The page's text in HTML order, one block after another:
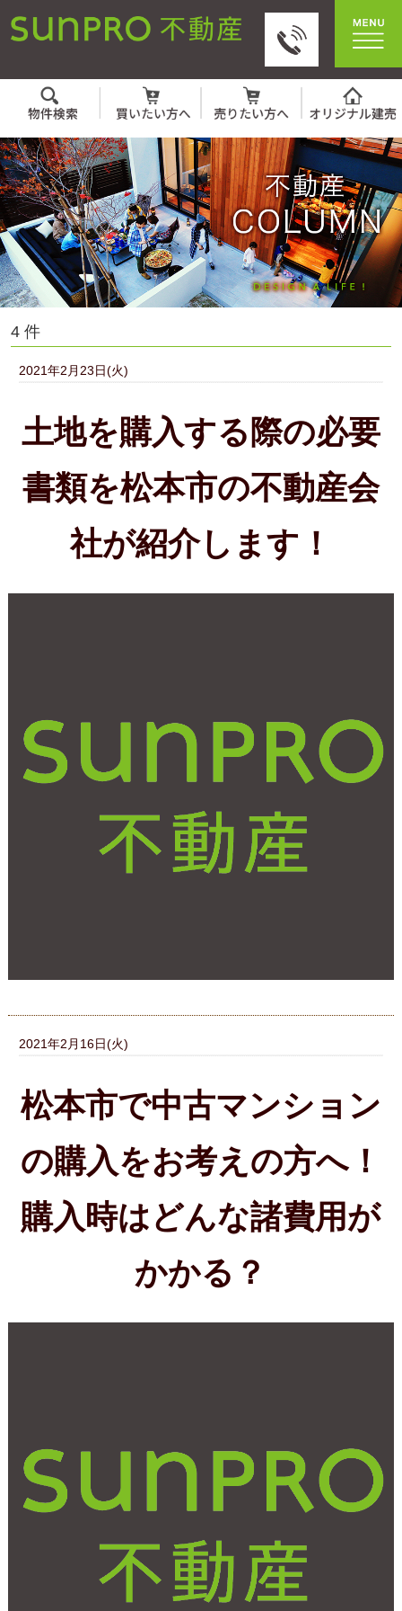
4 件
2021年2月23日(火)
土地を購入する際の必要
書類を松本市の不動産会
社が紹介します！
の購入をお考えの方へ！
購入時はどんな諸費用が
かかる？
2021年2月10日(水)
土地購入後に必要な確定
申告とは？松本市の不動